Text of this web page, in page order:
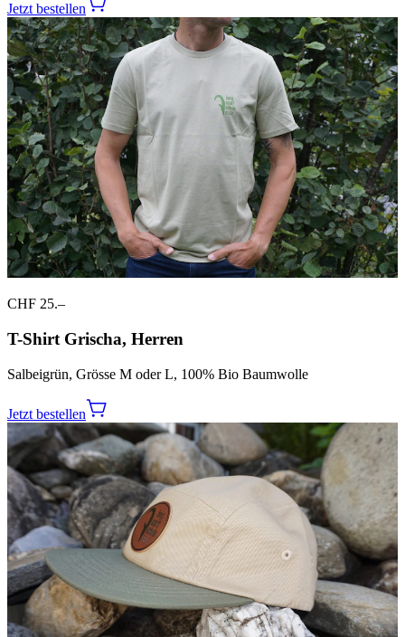
Jetzt bestellen
CHF 25.–
T-Shirt Grischa, Herren
Salbeigrün, Grösse M oder L, 100% Bio Baumwolle
Jetzt bestellen